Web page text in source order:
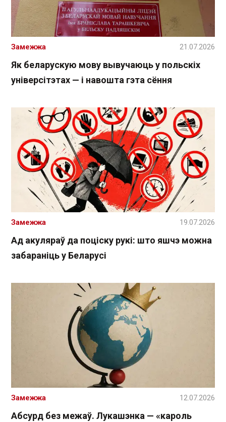
Як беларускую мову вывучаюць у польскіх
універсітэтах — і навошта гэта сёння
Замежжа 21.07.2026
Ад акуляраў да поціску рукі: што яшчэ можна
забараніць у Беларусі
Замежжа 19.07.2026
Абсурд без межаў. Лукашэнка — «кароль
Замежжа 12.07.2026